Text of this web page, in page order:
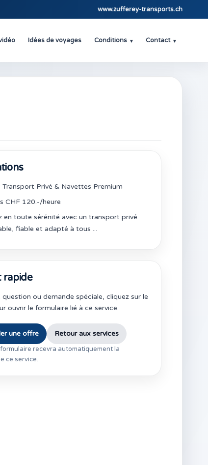
www.zufferey-transports.ch
Idées de voyages Conditions ▾ Contact ▾
Transport Privé & Navettes Premium
CHF 120.-/heure
en toute sérénité avec un transport privé
fiable et adapté à tous ...
rapide
ou demande spéciale, cliquez sur le
ouvrir le formulaire lié à ce service.
une offre Retour aux services
recevra automatiquement la
ce service.